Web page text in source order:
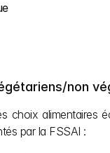
non
choix alimentaires
par la FSSAI :